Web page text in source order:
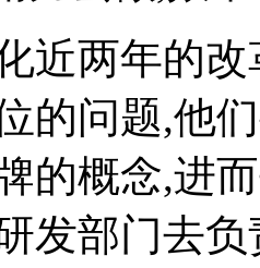
近两年的
的问题,他
的概念,进
发部门去